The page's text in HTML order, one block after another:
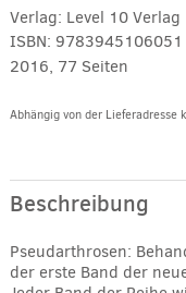
Verlag: Level 10 Verlag
ISBN: 9783945106051
2016, 77 Seiten
Abhängig von der Lieferadresse
Beschreibung
Pseudarthrosen:
der erste Band der